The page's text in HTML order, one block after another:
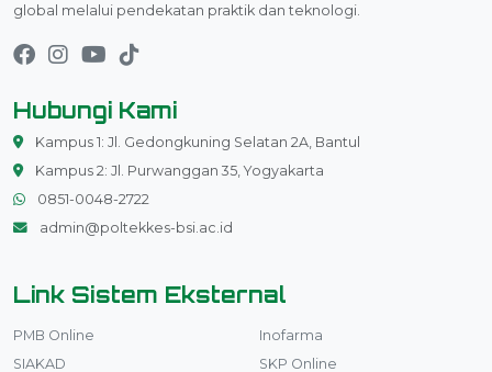
global melalui pendekatan praktik dan teknologi.
Hubungi Kami
Kampus 1: Jl. Gedongkuning Selatan 2A, Bantul
Kampus 2: Jl. Purwanggan 35, Yogyakarta
0851-0048-2722
admin@poltekkes-bsi.ac.id
Link Sistem Eksternal
PMB Online
SIAKAD
Inofarma
SKP Online